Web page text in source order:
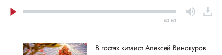
50:51
В гостях китаист Алексей Винокуров